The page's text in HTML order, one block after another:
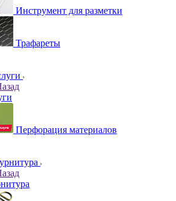
Инструмент для разметки
Трафареты
Перфорация материалов